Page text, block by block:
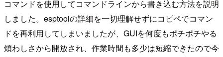
コマンドを使用してコマンドラインから書き込む方法を説明
しました。esptoolの詳細を一切理解せずにコピペでコマン
ドを再利用してしまいましたが、GUIを何度もポチポチやる
煩わしさから開放され、作業時間も多少は短縮できたので今